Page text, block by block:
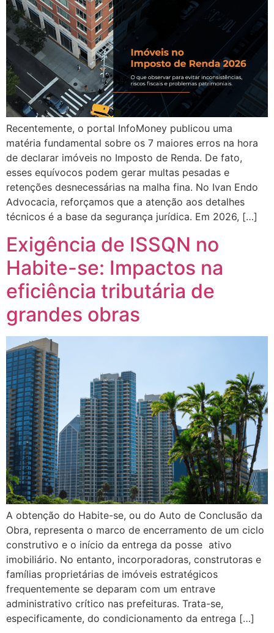
Recentemente, o portal InfoMoney publicou uma
matéria fundamental sobre os 7 maiores erros na hora
de declarar imóveis no Imposto de Renda. De fato,
esses equívocos podem gerar multas pesadas e
retenções desnecessárias na malha fina. No Ivan Endo
Advocacia, reforçamos que a atenção aos detalhes
técnicos é a base da segurança jurídica. Em 2026, […]
Exigência de ISSQN no
Habite-se: Impactos na
eficiência tributária de
grandes obras
A obtenção do Habite-se, ou do Auto de Conclusão da
Obra, representa o marco de encerramento de um ciclo
construtivo e o início da entrega da posse ativo
imobiliário. No entanto, incorporadoras, construtoras e
famílias proprietárias de imóveis estratégicos
frequentemente se deparam com um entrave
administrativo crítico nas prefeituras. Trata-se,
especificamente, do condicionamento da entrega […]